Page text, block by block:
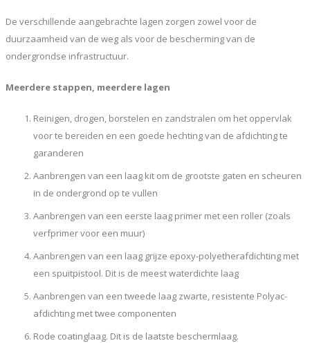
De verschillende aangebrachte lagen zorgen zowel voor de
duurzaamheid van de weg als voor de bescherming van de
ondergrondse infrastructuur.
Meerdere stappen, meerdere lagen
Reinigen, drogen, borstelen en zandstralen om het oppervlak
voor te bereiden en een goede hechting van de afdichting te
garanderen
Aanbrengen van een laag kit om de grootste gaten en scheuren
in de ondergrond op te vullen
Aanbrengen van een eerste laag primer met een roller (zoals
verfprimer voor een muur)
Aanbrengen van een laag grijze epoxy-polyetherafdichting met
een spuitpistool. Dit is de meest waterdichte laag
Aanbrengen van een tweede laag zwarte, resistente Polyac-
afdichting met twee componenten
Rode coatinglaag. Dit is de laatste beschermlaag.